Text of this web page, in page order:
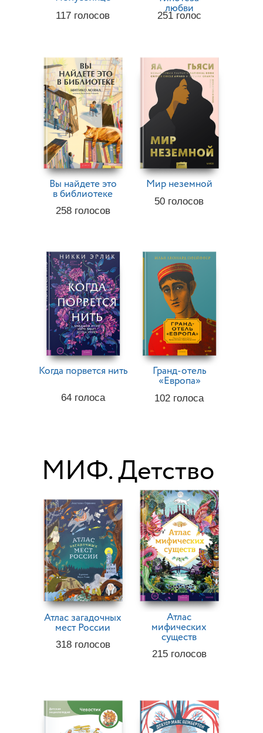
117 голосов 251 голос
любви
258 голосов
Вы найдете это
в библиотеке 50 голосов
Мир неземной
102 голоса
Гранд-отель
«Европа»
64 голоса
Когда порвется нить
МИФ. Детство
318 голосов
Атлас загадочных
мест России
215 голосов
Атлас
мифических
существ